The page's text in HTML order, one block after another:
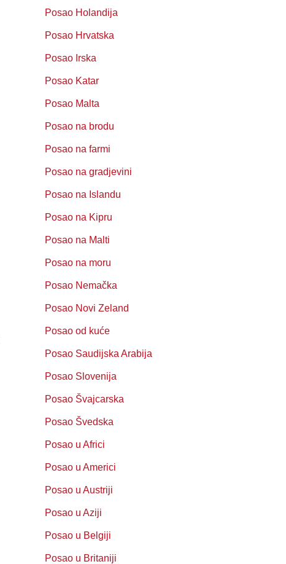
Posao Holandija
Posao Hrvatska
Posao Irska
Posao Katar
Posao Malta
Posao na brodu
Posao na farmi
Posao na gradjevini
Posao na Islandu
Posao na Kipru
Posao na Malti
Posao na moru
Posao Nemačka
Posao Novi Zeland
Posao od kuće
Posao Saudijska Arabija
Posao Slovenija
Posao Švajcarska
Posao Švedska
Posao u Africi
Posao u Americi
Posao u Austriji
Posao u Aziji
Posao u Belgiji
Posao u Britaniji